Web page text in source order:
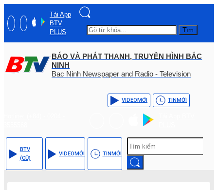
Tải App
BTV
PLUS
Tìm
BÁO VÀ PHÁT THANH, TRUYỀN HÌNH BẮC
NINH
Bac Ninh Newspaper and Radio - Television
VIDEOMỚI TINMỚI
BTV
(CŨ)
VIDEOMỚI TINMỚI